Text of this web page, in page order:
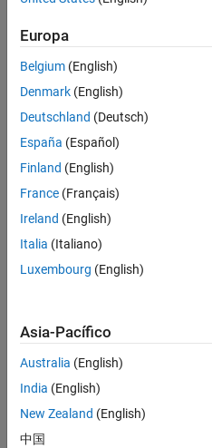
coder.inline
coder.inlineCall
coder.nonInlineCall
Europa
Belgium (English)
Denmark (English)
Deutschland (Deutsch)
España (Español)
Finland (English)
France (Français)
Ireland (English)
Italia (Italiano)
Luxembourg (English)
Asia-Pacífico
Australia (English)
India (English)
New Zealand (English)
中国